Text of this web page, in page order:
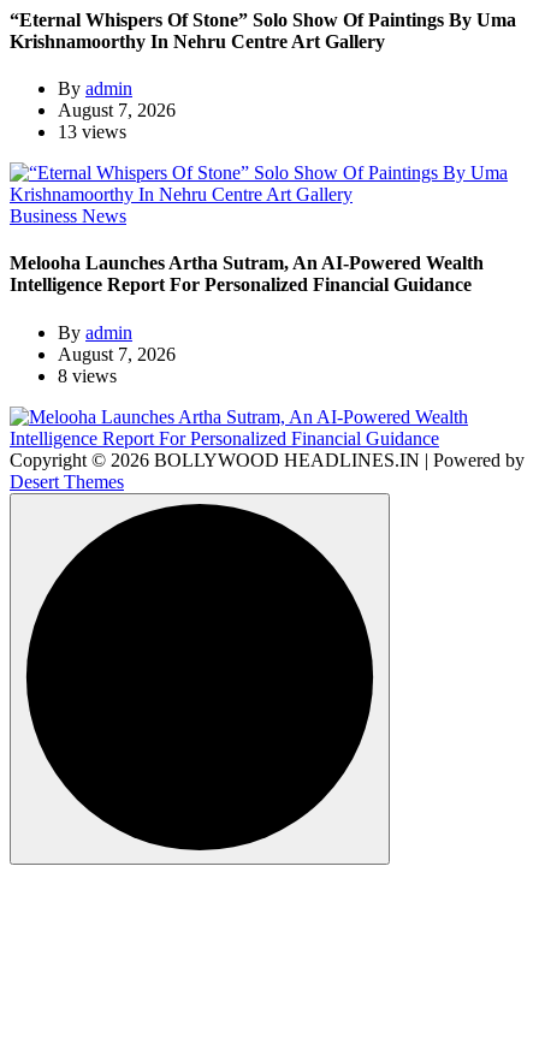
“Eternal Whispers Of Stone” Solo Show Of Paintings By Uma
Krishnamoorthy In Nehru Centre Art Gallery
By admin
August 7, 2026
13 views
Business News
Melooha Launches Artha Sutram, An AI-Powered Wealth
Intelligence Report For Personalized Financial Guidance
By admin
August 7, 2026
8 views
Copyright © 2026 BOLLYWOOD HEADLINES.IN | Powered by
Desert Themes